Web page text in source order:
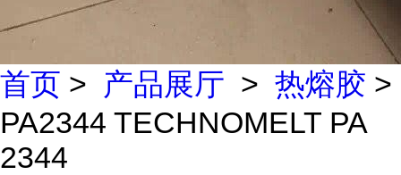
首页 > 产品展厅 > 热熔胶 >
PA2344 TECHNOMELT PA
2344